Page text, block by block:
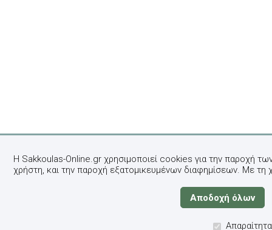
Η Sakkoulas-Online.gr χρησιμοποιεί cookies για την παροχή
χρήστη, και την παροχή εξατομικευμένων διαφημίσεων. Με